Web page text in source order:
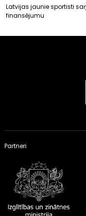
Latvijas jaunie sportisti
finansējumu
Partneri